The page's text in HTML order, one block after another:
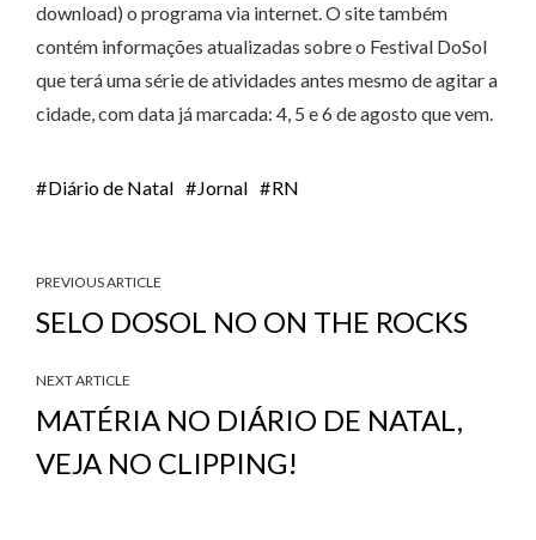
download) o programa via internet. O site também
contém informações atualizadas sobre o Festival DoSol
que terá uma série de atividades antes mesmo de agitar a
cidade, com data já marcada: 4, 5 e 6 de agosto que vem.
Diário de Natal Jornal RN
PREVIOUS ARTICLE
SELO DOSOL NO ON THE ROCKS
NEXT ARTICLE
MATÉRIA NO DIÁRIO DE NATAL,
VEJA NO CLIPPING!